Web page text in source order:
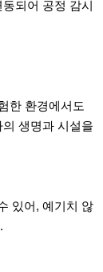
되어 공정 감시
한 환경에서도
생명과 시설을
있어, 예기치 않